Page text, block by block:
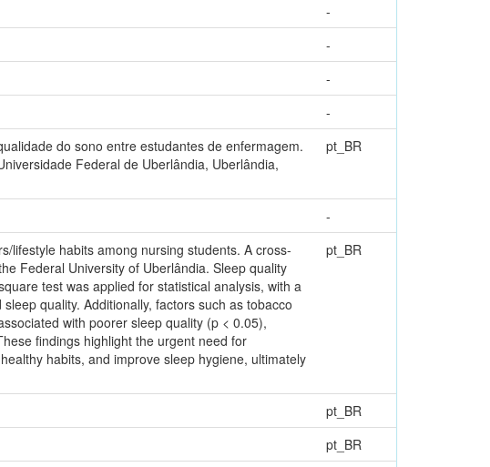
-
-
-
-
do sono entre estudantes de enfermagem.
Federal de Uberlândia, Uberlândia,
pt_BR
-
lifestyle habits among nursing students. A cross-
Federal University of Uberlândia. Sleep quality
test was applied for statistical analysis, with a
quality. Additionally, factors such as tobacco
with poorer sleep quality (p < 0.05),
findings highlight the urgent need for
habits, and improve sleep hygiene, ultimately
pt_BR
pt_BR
pt_BR